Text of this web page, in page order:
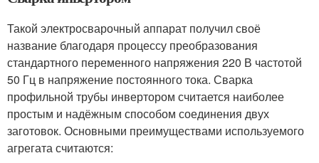
Такой электросварочный аппарат получил своё
название благодаря процессу преобразования
стандартного переменного напряжения 220 В частотой
50 Гц в напряжение постоянного тока. Сварка
профильной трубы инвертором считается наиболее
простым и надёжным способом соединения двух
заготовок. Основными преимуществами используемого
агрегата считаются: